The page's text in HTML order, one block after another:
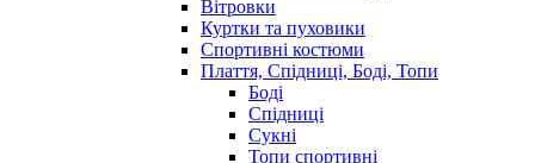
Вітровки
Куртки та пуховики
Спортивні костюми
Плаття, Спідниці, Боді, Топи
Боді
Спідниці
Сукні
Топи спортивні